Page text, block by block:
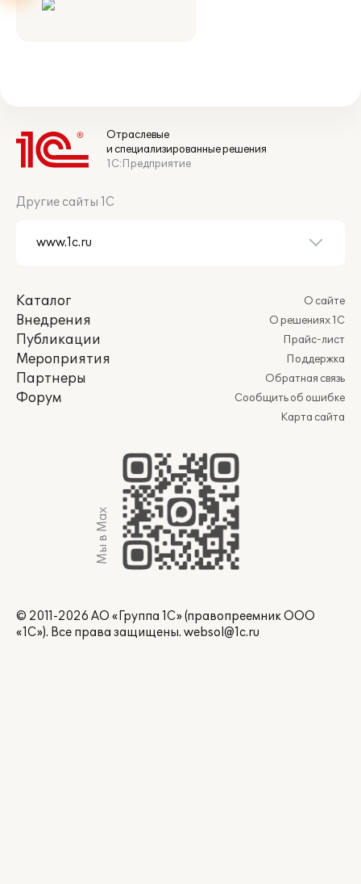
Отраслевые
и специализированные решения
1С:Предприятие
Другие сайты 1С
Каталог
Внедрения
Публикации
Мероприятия
Партнеры
Форум
О сайте
О решениях 1С
Прайс-лист
Поддержка
Обратная связь
Сообщить об ошибке
Карта сайта
Мы в Max
© 2011-2026 АО «Группа 1С» (правопреемник ООО
«1С»). Все права защищены. websol@1c.ru